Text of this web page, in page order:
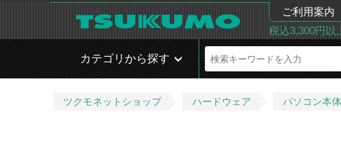
ご利用案内
税込3,300円以
カテゴリから探す
ツクモネットショップ ハードウェア パソコン本体